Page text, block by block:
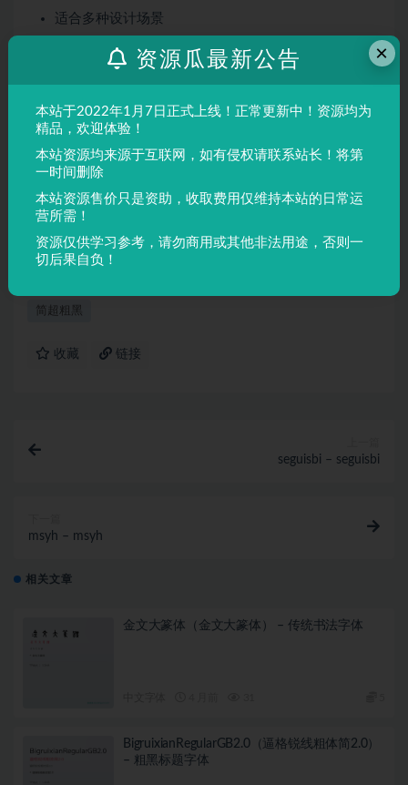
适合多种设计场景
屏幕显示与印刷均表现良好
适用场景
品牌设计、海报制作、广告排版、文创产品、包装设计等
需要独特视觉效果的场景。
声明：
本站所有文章，如无特殊说明或标注，均为本站原创发
布。任何个人或组织，在未征得本站同意时，禁止复制、盗用、
采集、发布本站内容到任何网站、书籍等各类媒体平台。如若本
站内容侵犯了原著者的合法权益，可联系我们进行处理。
简超粗黑
收藏 链接
seguisbi – seguisbi
msyh – msyh
相关文章
金文大篆体（金文大篆体） – 传统书法字体
BigruixianRegularGB2.0（逼格锐线粗体简2.0）
– 粗黑标题字体
×
资源瓜最新公告
本站于2022年1月7日正式上线！正常更新中！资源均为
精品，欢迎体验！
本站资源均来源于互联网，如有侵权请联系站长！将第
一时间删除
本站资源售价只是资助，收取费用仅维持本站的日常运
营所需！
资源仅供学习参考，请勿商用或其他非法用途，否则一
切后果自负！